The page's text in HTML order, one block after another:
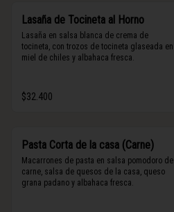
Lasaña de Tocineta al Horno
Lasaña en salsa blanca de crema de
tocineta, con trozos de tocineta glaseada en
miel de chiles y albahaca fresca.
$32.400
Pasta Corta de la casa (Carne)
Macarrones de pasta en salsa pomodoro de
carne, salsa de quesos de la casa, queso
grana padano y albahaca fresca.